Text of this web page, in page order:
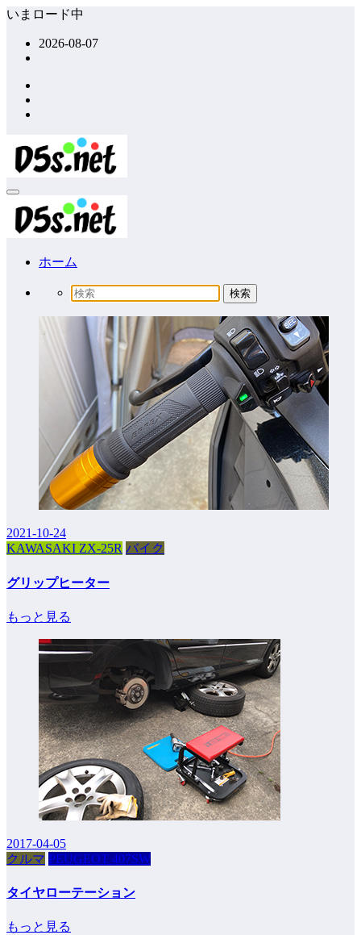
コ
ッ
プ
いまロード中
2026-08-07
ホーム
2021-10-24
KAWASAKI ZX-25R バイク
グリップヒーター
もっと見る
2017-04-05
クルマ PEUGEOT 407SW
タイヤローテーション
もっと見る